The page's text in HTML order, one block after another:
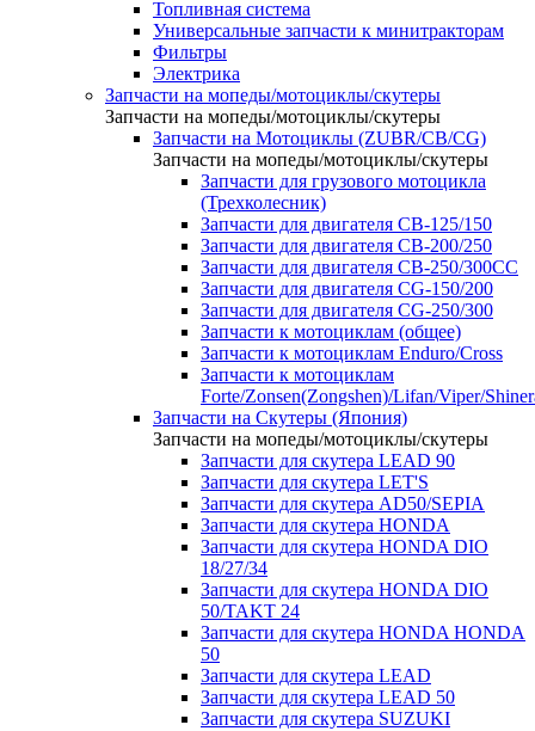
Топливная система
Универсальные запчасти к минитракторам
Фильтры
Электрика
Запчасти на мопеды/мотоциклы/скутеры
Запчасти на мопеды/мотоциклы/скутеры
Запчасти на Мотоциклы (ZUBR/CB/CG)
Запчасти на мопеды/мотоциклы/скутеры
Запчасти для грузового мотоцикла
(Трехколесник)
Запчасти для двигателя CB-125/150
Запчасти для двигателя CB-200/250
Запчасти для двигателя CB-250/300СС
Запчасти для двигателя CG-150/200
Запчасти для двигателя CG-250/300
Запчасти к мотоциклам (общее)
Запчасти к мотоциклам Enduro/Cross
Запчасти к мотоциклам
Forte/Zonsen(Zongshen)/Lifan/Viper/
Запчасти на Скутеры (Япония)
Запчасти на мопеды/мотоциклы/скутеры
Запчасти для скутера LEAD 90
Запчасти для скутера LET'S
Запчасти для скутера AD50/SEPIA
Запчасти для скутера HONDA
Запчасти для скутера HONDA DIO
18/27/34
Запчасти для скутера HONDA DIO
50/TAKT 24
Запчасти для скутера HONDA HONDA
50
Запчасти для скутера LEAD
Запчасти для скутера LEAD 50
Запчасти для скутера SUZUKI